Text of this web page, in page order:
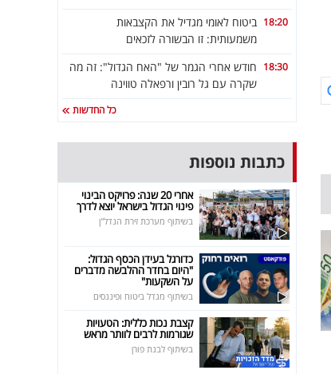
18:20 ביטוח לאומי מגדיל את הקצבאות
משמעותית: זו הבשורה לזכאים
18:30 חודש אחרי הגמר של "האח הגדול": זה מה
שקרה עם גל רובין ורפאלה טווינה
כל החדשות
כתבות נוספות
אחרי 20 שנה: פרויקט הבינוי
פינוי הגדול בישראל יוצא לדרך
בשיתוף מערכת זירת הנדל"ן
כדורגל בעידן הכסף הגדול:
"היום בחדר ההלבשה מדברים
על השקעות"
בשיתוף מגדל ביטוח ופיננסים
קצבת נכות כללית: הטעויות
שגורמות לרבים לוותר מראש
בשיתוף לבנת פורן